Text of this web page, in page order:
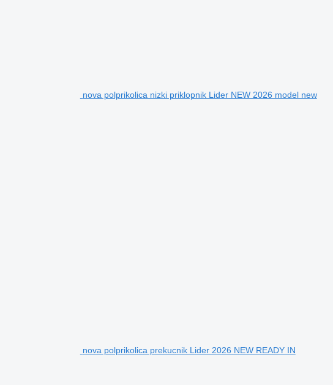
nova polprikolica nizki priklopnik Lider NEW 2026 model new
nova polprikolica prekucnik Lider 2026 NEW READY IN